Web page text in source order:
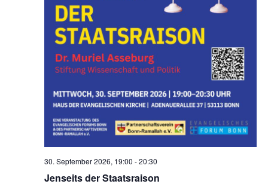
Jenseits der Staatsraison
30. September 2026, 19:00 -20:30